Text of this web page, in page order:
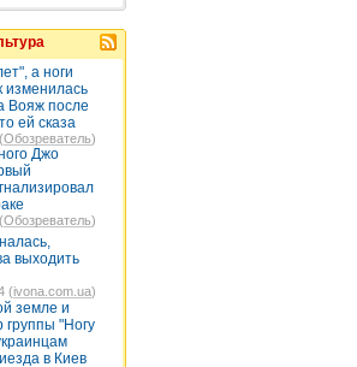
а ноги
изменилась
Вояж после
ей сказа
Обозреватель)
Джо
Обозреватель)
выходить
(ivona.com.ua)
земле и
группы "Ногу
в Киев